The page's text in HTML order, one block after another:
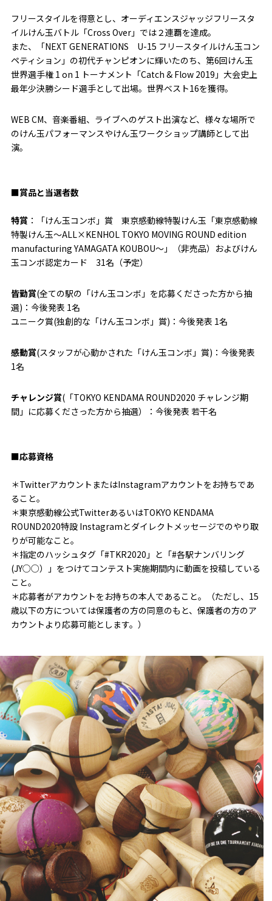
フリースタイルを得意とし、オーディエンスジャッジフリースタ
イルけん玉バトル「Cross Over」では２連覇を達成。
また、「NEXT GENERATIONS U-15 フリースタイルけん玉コン
ペティション」の初代チャンピオンに輝いたのち、第6回けん玉
世界選手権 1 on 1 トーナメント「Catch & Flow 2019」大会史上
最年少決勝シード選手として出場。世界ベスト16を獲得。
WEB CM、音楽番組、ライブへのゲスト出演など、様々な場所で
のけん玉パフォーマンスやけん玉ワークショップ講師として出
演。
■賞品と当選者数
特賞 ：「けん玉コンボ」賞 東京感動線特製けん玉「東京感動線
特製けん玉〜ALL×KENHOL TOKYO MOVING ROUND edition
manufacturing YAMAGATA KOUBOU〜」（非売品）およびけん
玉コンボ認定カード 31名（予定）
皆勤賞(全ての駅の「けん玉コンボ」を応募くださった方から抽
選)：今後発表 1名
ユニーク賞(独創的な「けん玉コンボ」賞)：今後発表 1名
感動賞(スタッフが心動かされた「けん玉コンボ」賞)：今後発表
1名
チャレンジ賞(「TOKYO KENDAMA ROUND2020 チャレンジ期
間」に応募くださった方から抽選）：今後発表 若干名
■応募資格
＊TwitterアカウントまたはInstagramアカウントをお持ちであ
ること。
＊東京感動線公式TwitterあるいはTOKYO KENDAMA
ROUND2020特設 Instagramとダイレクトメッセージでのやり取
りが可能なこと。
＊指定のハッシュタグ「#TKR2020」と「#各駅ナンバリング
(JY○○）」をつけてコンテスト実施期間内に動画を投稿している
こと。
＊応募者がアカウントをお持ちの本人であること。（ただし、15
歳以下の方については保護者の方の同意のもと、保護者の方のア
カウントより応募可能とします。）